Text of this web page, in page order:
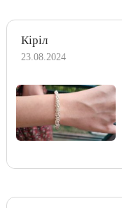
Кіріл
23.08.2024